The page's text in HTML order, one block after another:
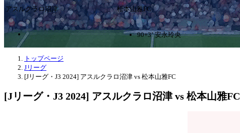
アスルクラロ沼津
松本山雅FC
90+3’ 安永玲央
トップページ
Jリーグ
[Jリーグ・J3 2024] アスルクラロ沼津 vs 松本山雅FC
[Jリーグ・J3 2024] アスルクラロ沼津 vs 松本山雅FC